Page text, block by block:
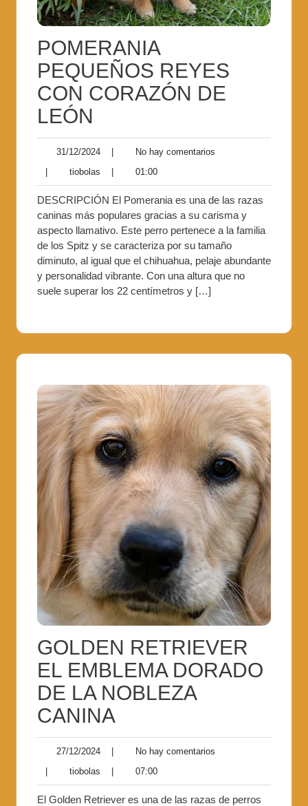
POMERANIA
PEQUEÑOS REYES
CON CORAZÓN DE
LEÓN
31/12/2024
No hay comentarios
tiobolas 01:00
DESCRIPCIÓN El Pomerania es una de las razas
caninas más populares gracias a su carisma y
aspecto llamativo. Este perro pertenece a la familia
de los Spitz y se caracteriza por su tamaño
diminuto, al igual que el chihuahua, pelaje abundante
y personalidad vibrante. Con una altura que no
suele superar los 22 centímetros y […]
GOLDEN RETRIEVER
EL EMBLEMA DORADO
DE LA NOBLEZA
CANINA
27/12/2024
No hay comentarios
tiobolas 07:00
El Golden Retriever es una de las razas de perros